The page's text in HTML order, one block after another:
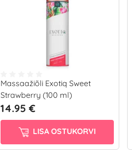
Massaažiõli Exotiq Sweet
Strawberry (100 ml)
14.95 €
LISA OSTUKORVI